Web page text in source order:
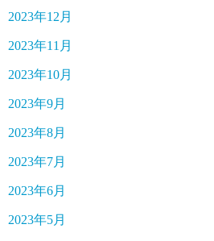
2023年12月
2023年11月
2023年10月
2023年9月
2023年8月
2023年7月
2023年6月
2023年5月